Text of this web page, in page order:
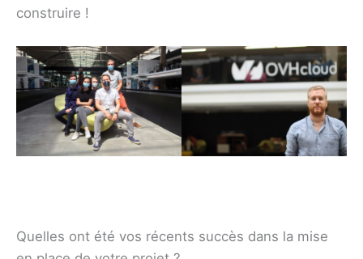
construire !
Quelles ont été vos récents succès dans la mise